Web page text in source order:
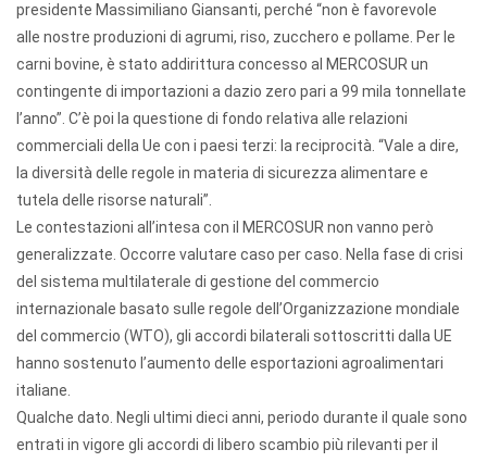
presidente Massimiliano Giansanti, perché “non è favorevole
alle nostre produzioni di agrumi, riso, zucchero e pollame. Per le
carni bovine, è stato addirittura concesso al MERCOSUR un
contingente di importazioni a dazio zero pari a 99 mila tonnellate
l’anno”. C’è poi la questione di fondo relativa alle relazioni
commerciali della Ue con i paesi terzi: la reciprocità. “Vale a dire,
la diversità delle regole in materia di sicurezza alimentare e
tutela delle risorse naturali”.
Le contestazioni all’intesa con il MERCOSUR non vanno però
generalizzate. Occorre valutare caso per caso. Nella fase di crisi
del sistema multilaterale di gestione del commercio
internazionale basato sulle regole dell’Organizzazione mondiale
del commercio (WTO), gli accordi bilaterali sottoscritti dalla UE
hanno sostenuto l’aumento delle esportazioni agroalimentari
italiane.
Qualche dato. Negli ultimi dieci anni, periodo durante il quale sono
entrati in vigore gli accordi di libero scambio più rilevanti per il